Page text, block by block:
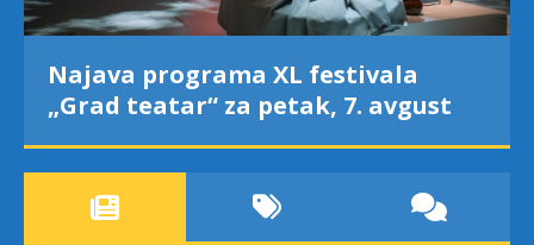
Najava programa XL festivala
„Grad teatar“ za petak, 7. avgust